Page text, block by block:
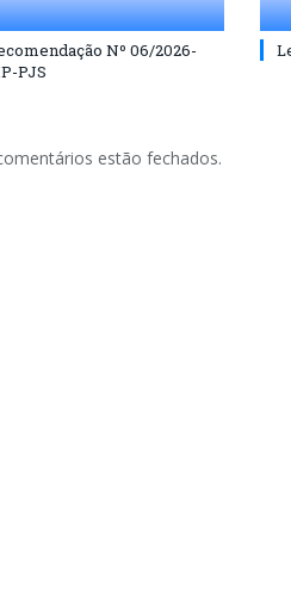
Nº 06/2026-
PJS
estão fechados.